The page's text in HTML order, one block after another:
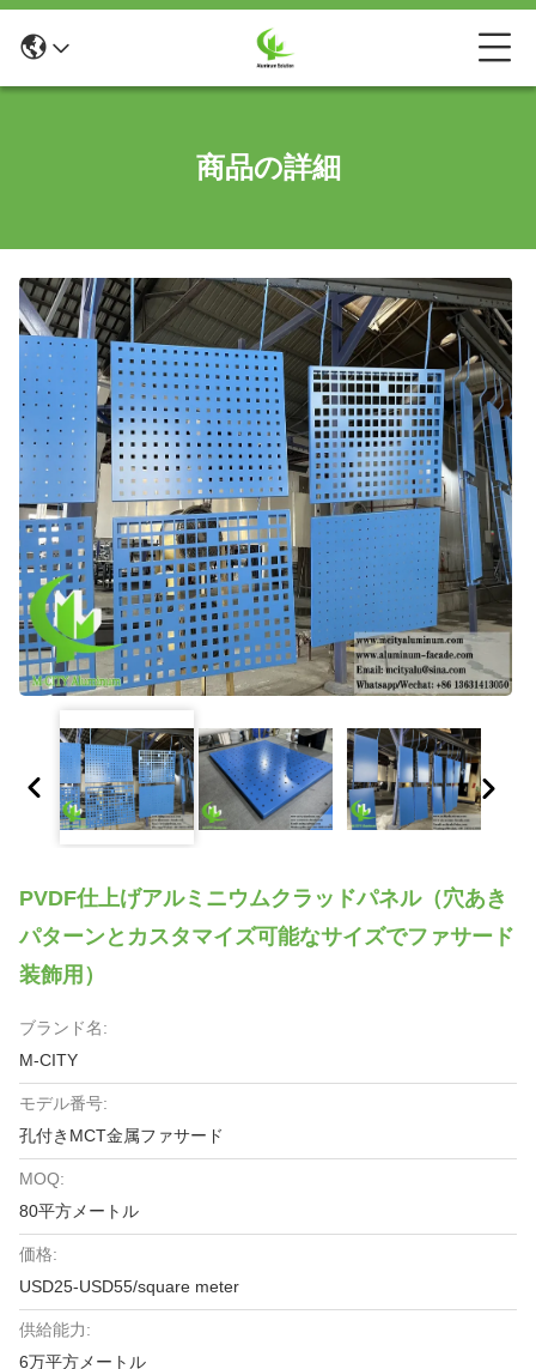
商品の詳細
PVDF仕上げアルミニウムクラッドパネル（穴あき
パターンとカスタマイズ可能なサイズでファサード
装飾用）
ブランド名:
M-CITY
モデル番号:
孔付きMCT金属ファサード
MOQ:
80平方メートル
価格:
USD25-USD55/square meter
供給能力:
6万平方メートル